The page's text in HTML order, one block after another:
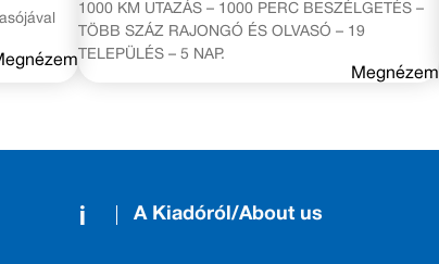
1000 KM UTAZÁS – 1000 PERC BESZÉLGETÉS –
TÖBB SZÁZ RAJONGÓ ÉS OLVASÓ – 19
TELEPÜLÉS – 5 NAP.
Megnézem
A Kiadóról/About us